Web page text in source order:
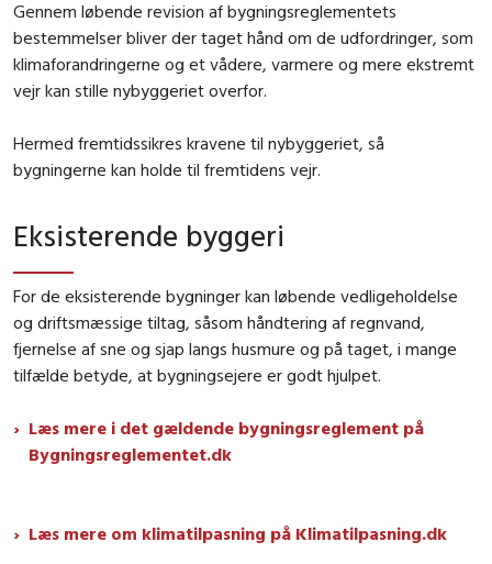
Gennem løbende revision af bygningsreglementets
bestemmelser bliver der taget hånd om de udfordringer, som
klimaforandringerne og et vådere, varmere og mere ekstremt
vejr kan stille nybyggeriet overfor.
Hermed fremtidssikres kravene til nybyggeriet, så
bygningerne kan holde til fremtidens vejr.
Eksisterende byggeri
For de eksisterende bygninger kan løbende vedligeholdelse
og driftsmæssige tiltag, såsom håndtering af regnvand,
fjernelse af sne og sjap langs husmure og på taget, i mange
tilfælde betyde, at bygningsejere er godt hjulpet.
Læs mere i det gældende bygningsreglement på
Bygningsreglementet.dk
Læs mere om klimatilpasning på Klimatilpasning.dk